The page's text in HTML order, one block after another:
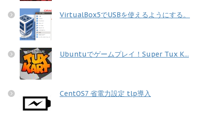
VirtualBox5でUSBを使えるようにする。
Ubuntuでゲームプレイ！Super Tux K...
CentOS7 省電力設定 tlp導入